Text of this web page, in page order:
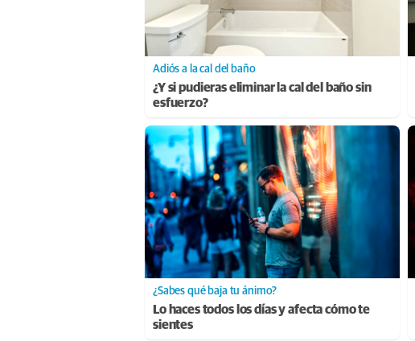
Adiós a la cal del baño
¿Y si pudieras eliminar la cal del baño sin
esfuerzo?
¿Sabes qué baja tu ánimo?
Lo haces todos los días y afecta cómo te
sientes